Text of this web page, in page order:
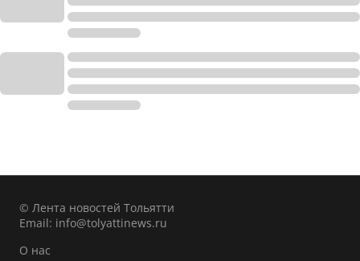
© Лента новостей Тольятти
Email: info@tolyattinews.ru
О нас